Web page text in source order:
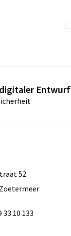
Entwurf
52
33 10 133